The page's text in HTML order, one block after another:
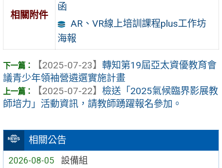
相關公告
2026-08-05 設備組
相關附件
函
AR、VR線上培訓課程plus工作坊
海報
【2025-07-23】 轉知第19屆亞太資優教育會
議青少年領袖營遴選實施計畫
【2025-07-22】 檢送「2025氣候臨界影展教
師培力」活動資訊，請教師踴躍報名參加。